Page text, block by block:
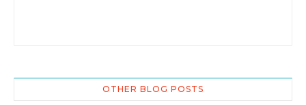
OTHER BLOG POSTS